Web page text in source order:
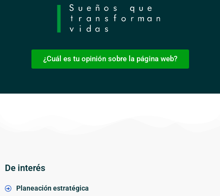
¿Cuál es tu opinión sobre la página web?
De interés
Planeación estratégica